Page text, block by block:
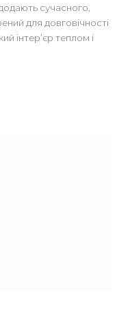
сучасного,
для довговічності
інтер’єр теплом і